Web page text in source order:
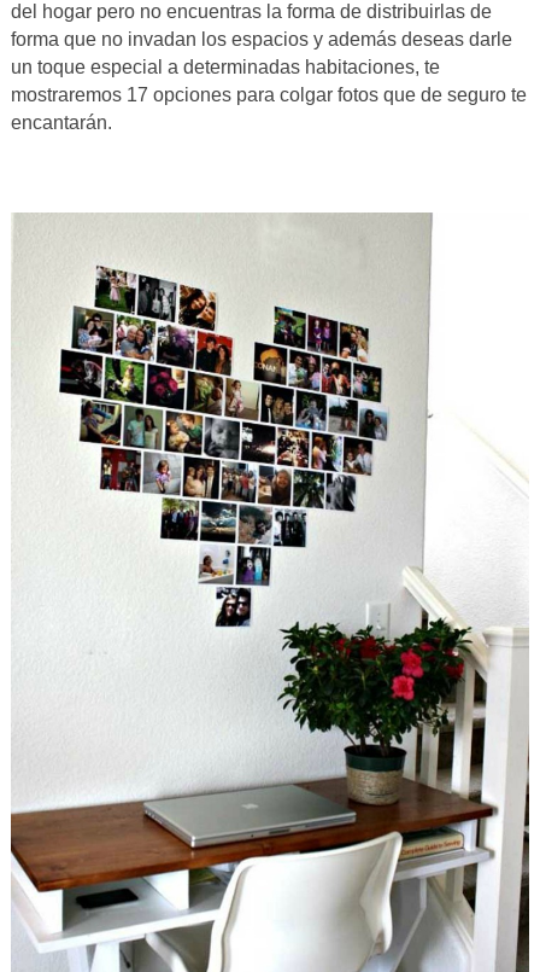
del hogar pero no encuentras la forma de distribuirlas de
forma que no invadan los espacios y además deseas darle
un toque especial a determinadas habitaciones, te
mostraremos 17 opciones para colgar fotos que de seguro te
encantarán.